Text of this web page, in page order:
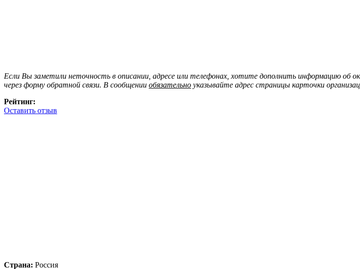
Если Вы заметили неточность в описании, адресе или телефонах, хотите дополнить информацию об
через форму обратной связи. В сообщении обязательно указывайте адрес страницы карточки
Рейтинг:
Оставить отзыв
Страна: Россия